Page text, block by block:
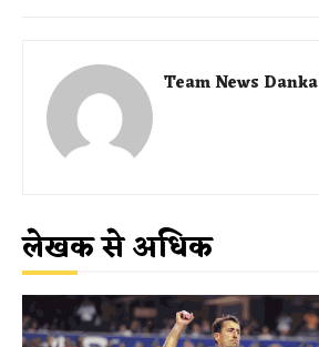
Team News Danka
लेखक से अधिक